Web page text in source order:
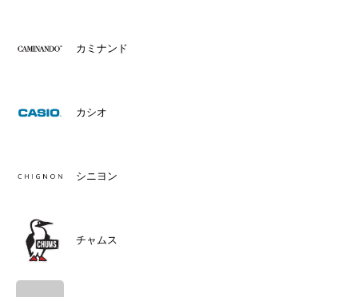
カミナンド
カシオ
シニヨン
チャムス